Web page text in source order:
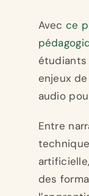
Avec ce
étudiants
enjeux
audio
Entre
des